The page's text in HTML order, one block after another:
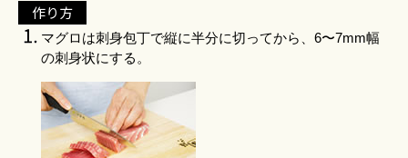
作り方
マグロは刺身包丁で縦に半分に切ってから、6〜7mm幅
の刺身状にする。